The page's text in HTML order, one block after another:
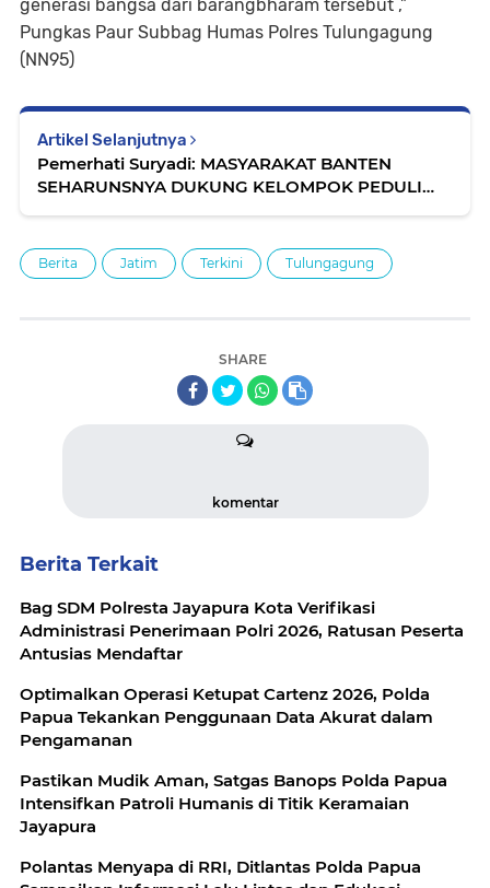
generasi bangsa dari barangbharam tersebut ,”
Pungkas Paur Subbag Humas Polres Tulungagung
(NN95)
Artikel Selanjutnya
Pemerhati Suryadi: MASYARAKAT BANTEN
SEHARUNSNYA DUKUNG KELOMPOK PEDULI
Berita Jatim Terkini Tulungagung
SHARE
komentar
Berita Terkait
Bag SDM Polresta Jayapura Kota Verifikasi
Administrasi Penerimaan Polri 2026, Ratusan Peserta
Antusias Mendaftar
Optimalkan Operasi Ketupat Cartenz 2026, Polda
Papua Tekankan Penggunaan Data Akurat dalam
Pengamanan
Pastikan Mudik Aman, Satgas Banops Polda Papua
Intensifkan Patroli Humanis di Titik Keramaian
Jayapura
Polantas Menyapa di RRI, Ditlantas Polda Papua